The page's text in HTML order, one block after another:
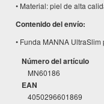
• Material: piel de alta
Contenido del envío:
• Funda MANNA
Número del artículo
MN60186
EAN
4050296601869